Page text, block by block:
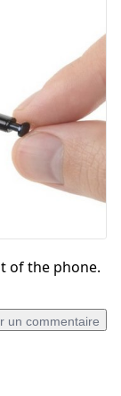
of the phone.
un commentaire